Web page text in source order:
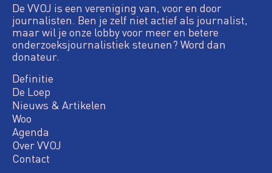
De VVOJ is een vereniging van, voor en door
journalisten. Ben je zelf niet actief als journalist,
maar wil je onze lobby voor meer en betere
onderzoeksjournalistiek steunen? Word dan
donateur.
Definitie
De Loep
Nieuws & Artikelen
Woo
Agenda
Over VVOJ
Contact